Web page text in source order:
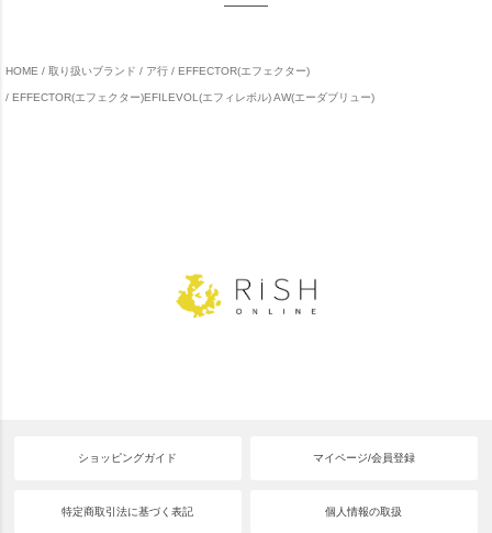
HOME 取り扱いブランド ア行 EFFECTOR(エフェクター)
EFFECTOR(エフェクター)EFILEVOL(エフィレボル) AW(エーダブリュー)
ショッピングガイド マイページ/会員登録
特定商取引法に基づく表記 個人情報の取扱